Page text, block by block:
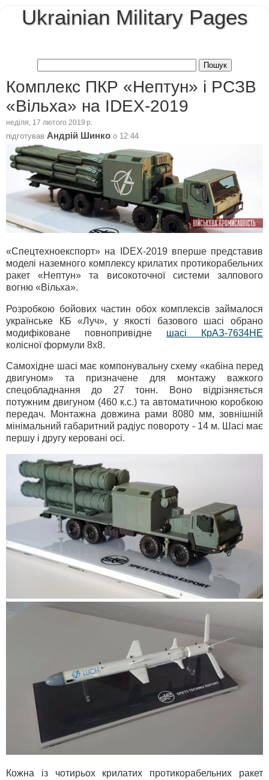
Ukrainian Military Pages
Комплекс ПКР «Нептун» і РСЗВ
«Вільха» на IDEX-2019
неділя, 17 лютого 2019 р.
підготував Андрій Шинко о 12:44
«Спецтехноекспорт» на IDEX-2019 вперше представив
моделі наземного комплексу крилатих протикорабельних
ракет «Нептун» та високоточної системи залпового
вогню «Вільха».
Розробкою бойових частин обох комплексів займалося
українське КБ «Луч», у якості базового шасі обрано
модифіковане повнопривідне шасі КрАЗ-7634НЕ
колісної формули 8х8.
Самохідне шасі має компонувальну схему «кабіна перед
двигуном» та призначене для монтажу важкого
спецобладнання до 27 тонн. Воно відрізняється
потужним двигуном (460 к.с.) та автоматичною коробкою
передач. Монтажна довжина рами 8080 мм, зовнішній
мінімальний габаритний радіус повороту - 14 м. Шасі має
першу і другу керовані осі.
Кожна із чотирьох крилатих протикорабельних ракет